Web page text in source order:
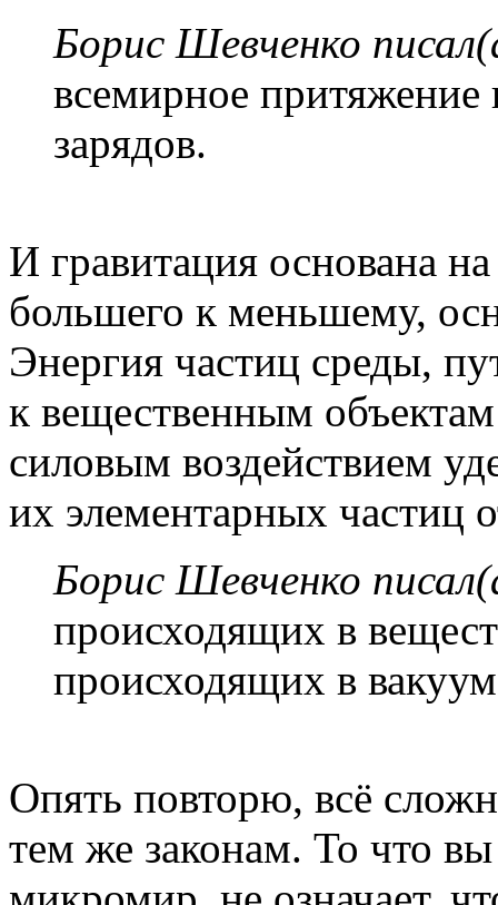
Борис Шевченко
всемирное притяжение
зарядов.
И гравитация основана
большего к меньшему,
Энергия частиц среды,
к вещественным
силовым воздействием
их элементарных частиц
Борис Шевченко
происходящих в
происходящих в
Опять повторю, всё
тем же законам. То что